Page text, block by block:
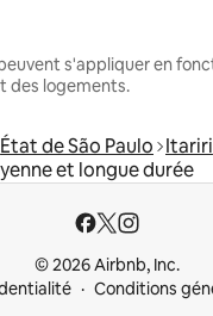
s'appliquer en
des logements.
État de São Paulo Itariri
et longue durée
© 2026 Airbnb, Inc.
Conditions